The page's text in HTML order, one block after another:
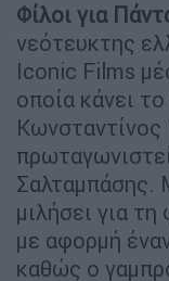
Φίλοι για
νεότευκτης
Iconic Films
οποία κάνει
Σαλταμπάσης.
μιλήσει για
με αφορμή
καθώς ο